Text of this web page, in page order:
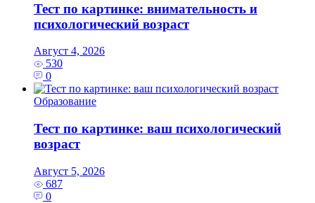
Тест по картинке: внимательность и
психологический возраст
Август 4, 2026
530
0
Образование
Тест по картинке: ваш психологический
возраст
Август 5, 2026
687
0